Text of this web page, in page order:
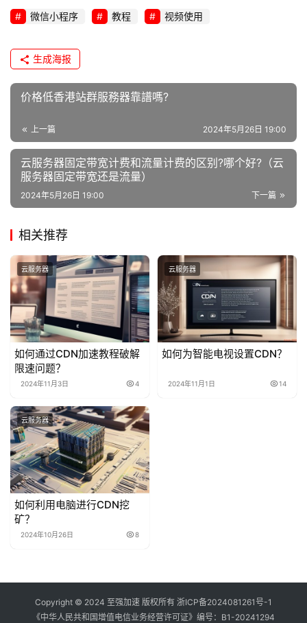
微信小程序 教程 视频使用
生成海报
价格低香港站群服務器靠譜嗎?
上一篇 2024年5月26日 19:00
云服务器固定带宽计费和流量计费的区别?哪个好?（云
服务器固定带宽还是流量）
下一篇
2024年5月26日 19:00
相关推荐
云服务器
如何通过CDN加速教程破解
限速问题？
2024年11月3日 4
云服务器
如何为智能电视设置CDN？
2024年11月1日 14
云服务器
如何利用电脑进行CDN挖
矿？
2024年10月26日 8
Copyright © 2024 至强加速 版权所有 浙ICP备2024081261号-1
《中华人民共和国增值电信业务经营许可证》编号： B1-20241294